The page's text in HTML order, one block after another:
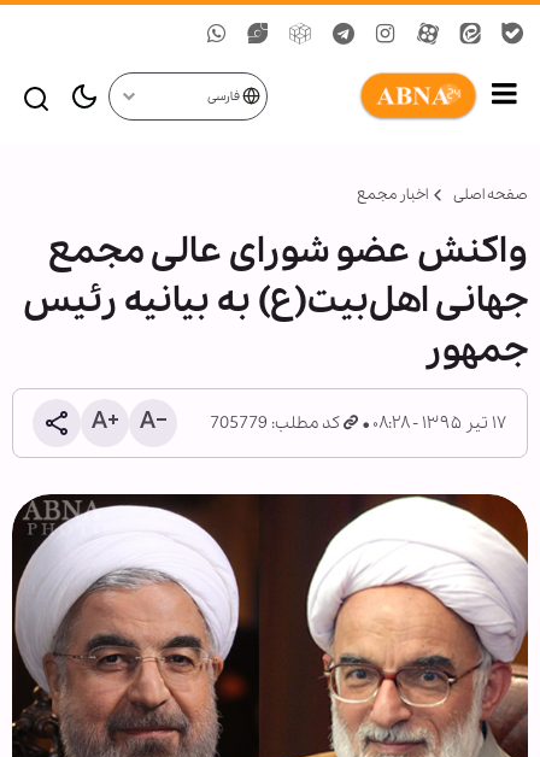
فارسی
صفحه اصلی اخبار مجمع
واکنش عضو شورای عالی مجمع
جهانی اهل‌بیت(ع) به بیانیه رئیس
جمهور
۱۷ تیر ۱۳۹۵ - ۰۸:۲۸ کد مطلب: 705779